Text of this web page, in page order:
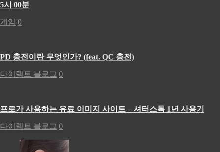
5시 00분
게임 0
PD 충전이란 무엇인가? (feat. QC 충전)
다이렉트 블로그 0
프로가 사용하는 유료 이미지 사이트 – 셔터스톡 1년 사용기
다이렉트 블로그 0